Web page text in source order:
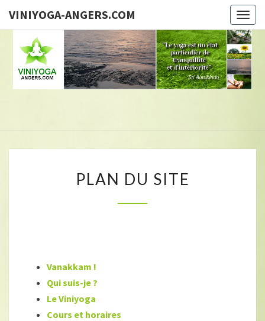
VINIYOGA-ANGERS.COM
Brigitte
GUILLOU,
DU
PLAN DU SITE
Vanakkam !
Qui suis-je?
Le Viniyoga
Cours et horaires